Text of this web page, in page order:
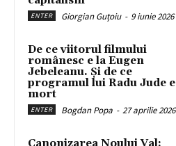
ENTER Giorgian Guțoiu - 9 iunie 2026
De ce viitorul filmului
românesc e la Eugen
Jebeleanu. Și de ce
programul lui Radu Jude e
mort
ENTER Bogdan Popa - 27 aprilie 2026